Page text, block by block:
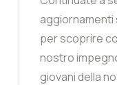
per scoprire
nostro
giovani della